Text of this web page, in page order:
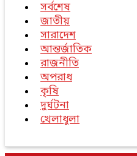
সর্বশেষ
জাতীয়
সারাদেশ
আন্তর্জাতিক
রাজনীতি
অপরাধ
কৃষি
দুর্ঘটনা
খেলাধুলা